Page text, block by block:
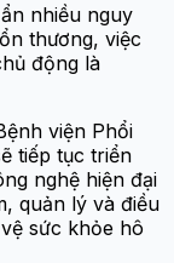
nhiều nguy
thương, việc
động là
viện Phổi
tiếp tục triển
nghệ hiện đại
quản lý và điều
sức khỏe hô